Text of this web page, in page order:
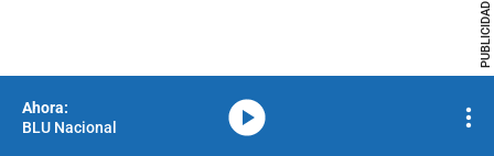
PUBLICIDAD
BLU Nacional